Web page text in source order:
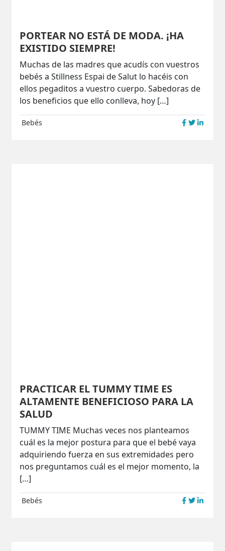
PORTEAR NO ESTÁ DE MODA. ¡HA
EXISTIDO SIEMPRE!
Muchas de las madres que acudís con vuestros
bebés a Stillness Espai de Salut lo hacéis con
ellos pegaditos a vuestro cuerpo. Sabedoras de
los beneficios que ello conlleva, hoy […]
Bebés
PRACTICAR EL TUMMY TIME ES
ALTAMENTE BENEFICIOSO PARA LA
SALUD
TUMMY TIME Muchas veces nos planteamos
cuál es la mejor postura para que el bebé vaya
adquiriendo fuerza en sus extremidades pero
nos preguntamos cuál es el mejor momento, la
[…]
Bebés